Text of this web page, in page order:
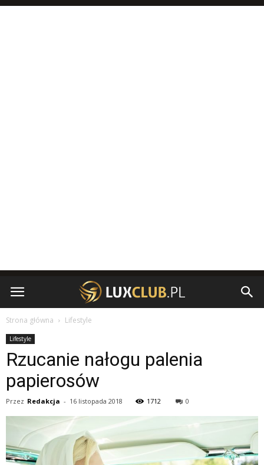
Strona główna Lifestyle
Lifestyle
Rzucanie nałogu palenia
papierosów
Przez Redakcja - 16 listopada 2018 1712 0